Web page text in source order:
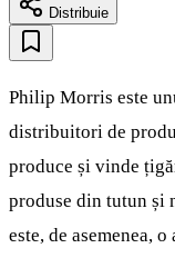
Distribuie
Philip Morris este
distribuitori de
produce și vinde
produse din tutun și
este, de asemenea,